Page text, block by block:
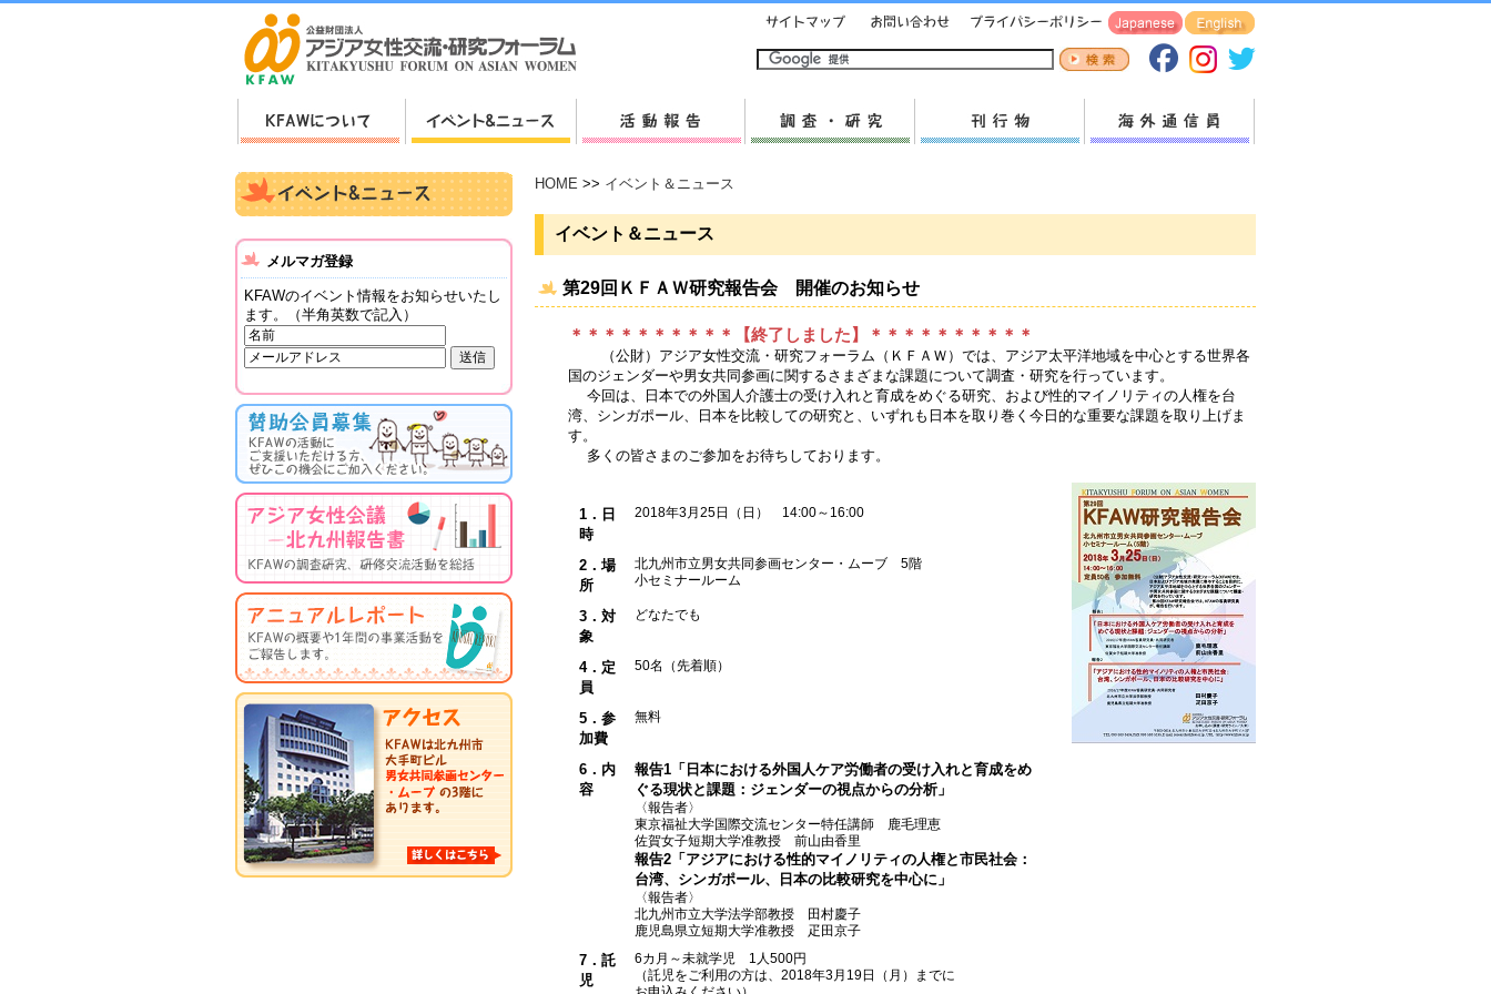
HOME >> イベント＆ニュース
イベント＆ニュース
第29回ＫＦＡＷ研究報告会 開催のお知らせ
＊＊＊＊＊＊＊＊＊＊【終了しました】＊＊＊＊＊＊＊＊＊＊
（公財）アジア女性交流・研究フォーラム（ＫＦＡＷ）では、アジア太平洋地域を中心とする世界各
国のジェンダーや男女共同参画に関するさまざまな課題について調査・研究を行っています。
今回は、日本での外国人介護士の受け入れと育成をめぐる研究、および性的マイノリティの人権を台
湾、シンガポール、日本を比較しての研究と、いずれも日本を取り巻く今日的な重要な課題を取り上げま
す。
多くの皆さまのご参加をお待ちしております。
1．日
時
2018年3月25日（日） 14:00～16:00
2．場
所
北九州市立男女共同参画センター・ムーブ 5階
小セミナールーム
3．対
象
どなたでも
4．定
員
50名（先着順）
5．参
加費
無料
6．内
容
報告1「日本における外国人ケア労働者の受け入れと育成をめ
ぐる現状と課題：ジェンダーの視点からの分析」
〈報告者〉
東京福祉大学国際交流センター特任講師 鹿毛理恵
佐賀女子短期大学准教授 前山由香里
報告2「アジアにおける性的マイノリティの人権と市民社会：
台湾、シンガポール、日本の比較研究を中心に」
〈報告者〉
北九州市立大学法学部教授 田村慶子
鹿児島県立短期大学准教授 疋田京子
7．託
児
6カ月～未就学児 1人500円
（託児をご利用の方は、2018年3月19日（月）までに
メルマガ登録
KFAWのイベント情報をお知らせいたし
ます。（半角英数で記入）